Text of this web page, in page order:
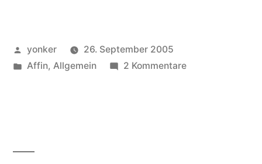
Veröffentlicht
von
yonker
26. September 2005
Veröffentlicht
Affin, Allgemein 2 Kommentarezu